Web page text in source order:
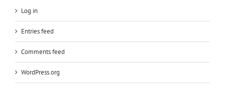
Log in
Entries feed
Comments feed
WordPress.org